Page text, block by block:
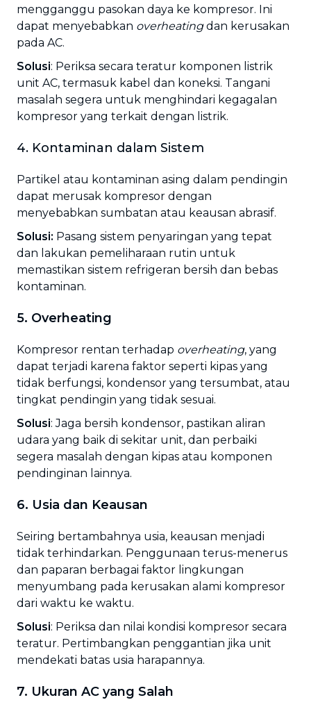
mengganggu pasokan daya ke kompresor. Ini
dapat menyebabkan overheatingdan kerusakan
pada AC.
Solusi: Periksa secara teratur komponen listrik
unit AC, termasuk kabel dan koneksi. Tangani
masalah segera untuk menghindari kegagalan
kompresor yang terkait dengan listrik.
4. Kontaminan dalam Sistem
Partikel atau kontaminan asing dalam pendingin
dapat merusak kompresor dengan
menyebabkan sumbatan atau keausan abrasif.
Solusi: Pasang sistem penyaringan yang tepat
dan lakukan pemeliharaan rutin untuk
memastikan sistem refrigeran bersih dan bebas
kontaminan.
5. Overheating
Kompresor rentan terhadap overheating, yang
dapat terjadi karena faktor seperti kipas yang
tidak berfungsi, kondensor yang tersumbat, atau
tingkat pendingin yang tidak sesuai.
Solusi: Jaga bersih kondensor, pastikan aliran
udara yang baik di sekitar unit, dan perbaiki
segera masalah dengan kipas atau komponen
pendinginan lainnya.
6. Usia dan Keausan
Seiring bertambahnya usia, keausan menjadi
tidak terhindarkan. Penggunaan terus-menerus
dan paparan berbagai faktor lingkungan
menyumbang pada kerusakan alami kompresor
dari waktu ke waktu.
Solusi: Periksa dan nilai kondisi kompresor secara
teratur. Pertimbangkan penggantian jika unit
mendekati batas usia harapannya.
7. Ukuran AC yang Salah